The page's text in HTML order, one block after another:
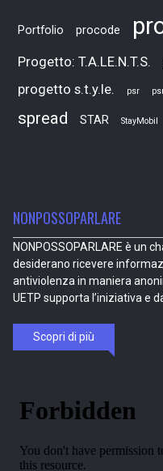
Portfolio procode
Progetto: T.A.LE.N.T.S.
progetto s.t.y.le. psr
spread STAR StayMobil
NONPOSSOPARLARE
NONPOSSOPARLARE è un
desiderano ricevere
antiviolenza in maniera
UETP supporta l’iniziativa e
Scopri di più